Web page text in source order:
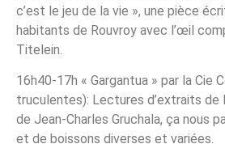
c’est le jeu de la vie », une pièce
habitants de Rouvroy avec l’œil
Titelein.
16h40-17h « Gargantua » par la Cie
truculentes): Lectures d’extraits de
de Jean-Charles Gruchala, ça nous
et de boissons diverses et variées.